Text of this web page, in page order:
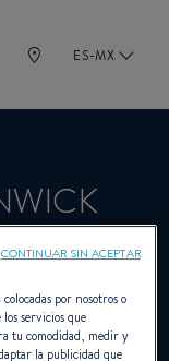
ES-MX
First para
por nosotros o
servicios que
tu comodidad, medir y
la publicidad que
CONTINUAR SIN ACEPTAR